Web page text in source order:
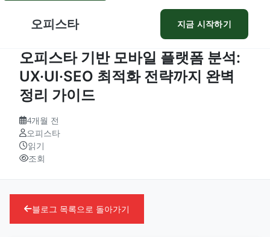
오피스타 지금 시작하기
오피스타 기반 모바일 플랫폼 분석:
UX·UI·SEO 최적화 전략까지 완벽
정리 가이드
4개월 전
오피스타
읽기
조회
블로그 목록으로 돌아가기